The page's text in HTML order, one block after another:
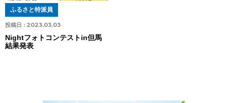
投稿日 : 2023.03.03
ふるさと特派員
Nightフォトコンテストin但馬
結果発表